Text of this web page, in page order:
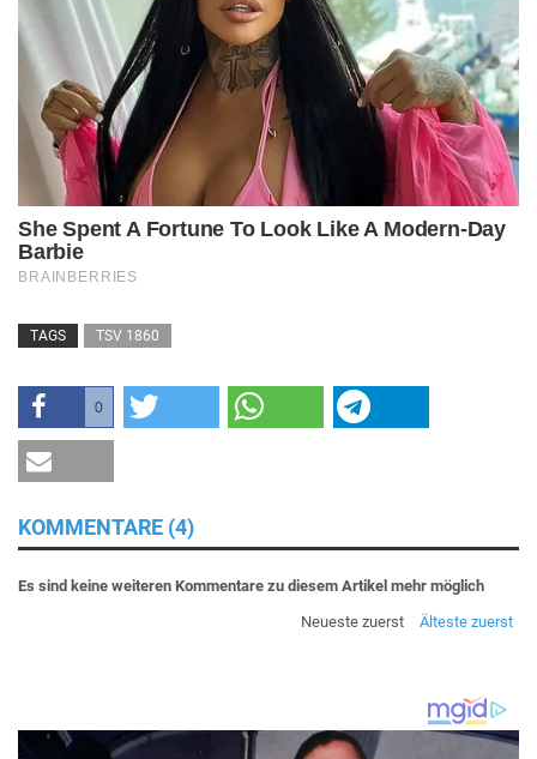
TAGS TSV 1860
0
KOMMENTARE (4)
Es sind keine weiteren Kommentare zu diesem Artikel mehr möglich
Neueste zuerst
Älteste zuerst